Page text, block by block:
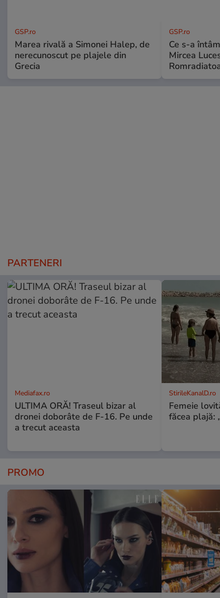
GSP.ro
Marea rivală a Simonei Halep, de
nerecunoscut pe plajele din
Grecia
GSP.ro
Ce s-a
Mircea
PARTENERI
Mediafax.ro
ULTIMA ORĂ! Traseul bizar al
dronei doborâte de F-16. Pe unde
a trecut aceasta
StirileKanalD.ro
Femeie
făcea plajă:
PROMO